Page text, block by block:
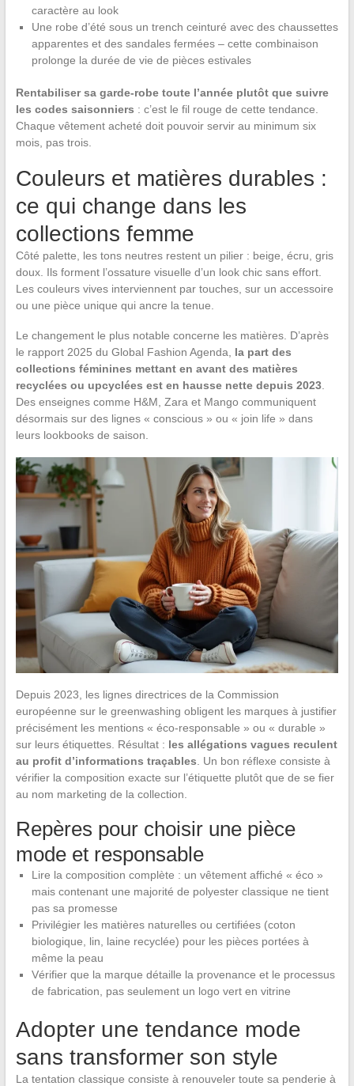
caractère au look
Une robe d’été sous un trench ceinturé avec des chaussettes
apparentes et des sandales fermées – cette combinaison
prolonge la durée de vie de pièces estivales
Rentabiliser sa garde-robe toute l’année plutôt que suivre
les codes saisonniers : c’est le fil rouge de cette tendance.
Chaque vêtement acheté doit pouvoir servir au minimum six
mois, pas trois.
Couleurs et matières durables :
ce qui change dans les
collections femme
Côté palette, les tons neutres restent un pilier : beige, écru, gris
doux. Ils forment l’ossature visuelle d’un look chic sans effort.
Les couleurs vives interviennent par touches, sur un accessoire
ou une pièce unique qui ancre la tenue.
Le changement le plus notable concerne les matières. D’après
le rapport 2025 du Global Fashion Agenda, la part des
collections féminines mettant en avant des matières
recyclées ou upcyclées est en hausse nette depuis 2023.
Des enseignes comme H&M, Zara et Mango communiquent
désormais sur des lignes « conscious » ou « join life » dans
leurs lookbooks de saison.
Depuis 2023, les lignes directrices de la Commission
européenne sur le greenwashing obligent les marques à justifier
précisément les mentions « éco-responsable » ou « durable »
sur leurs étiquettes. Résultat : les allégations vagues reculent
au profit d’informations traçables . Un bon réflexe consiste à
vérifier la composition exacte sur l’étiquette plutôt que de se fier
au nom marketing de la collection.
Repères pour choisir une pièce
mode et responsable
Lire la composition complète : un vêtement affiché « éco »
mais contenant une majorité de polyester classique ne tient
pas sa promesse
Privilégier les matières naturelles ou certifiées (coton
biologique, lin, laine recyclée) pour les pièces portées à
même la peau
Vérifier que la marque détaille la provenance et le processus
de fabrication, pas seulement un logo vert en vitrine
Adopter une tendance mode
sans transformer son style
La tentation classique consiste à renouveler toute sa penderie à